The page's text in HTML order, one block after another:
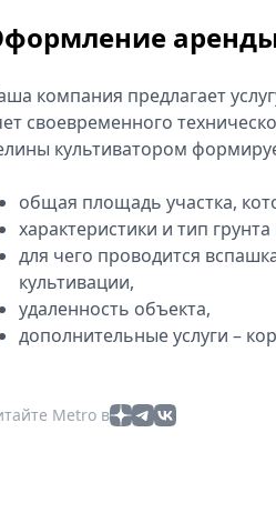
компания предлагает
своевременного
культиватором
общая площадь участка,
характеристики и тип
для чего проводится
культивации,
удаленность объекта,
дополнительные услуги –
Metro в